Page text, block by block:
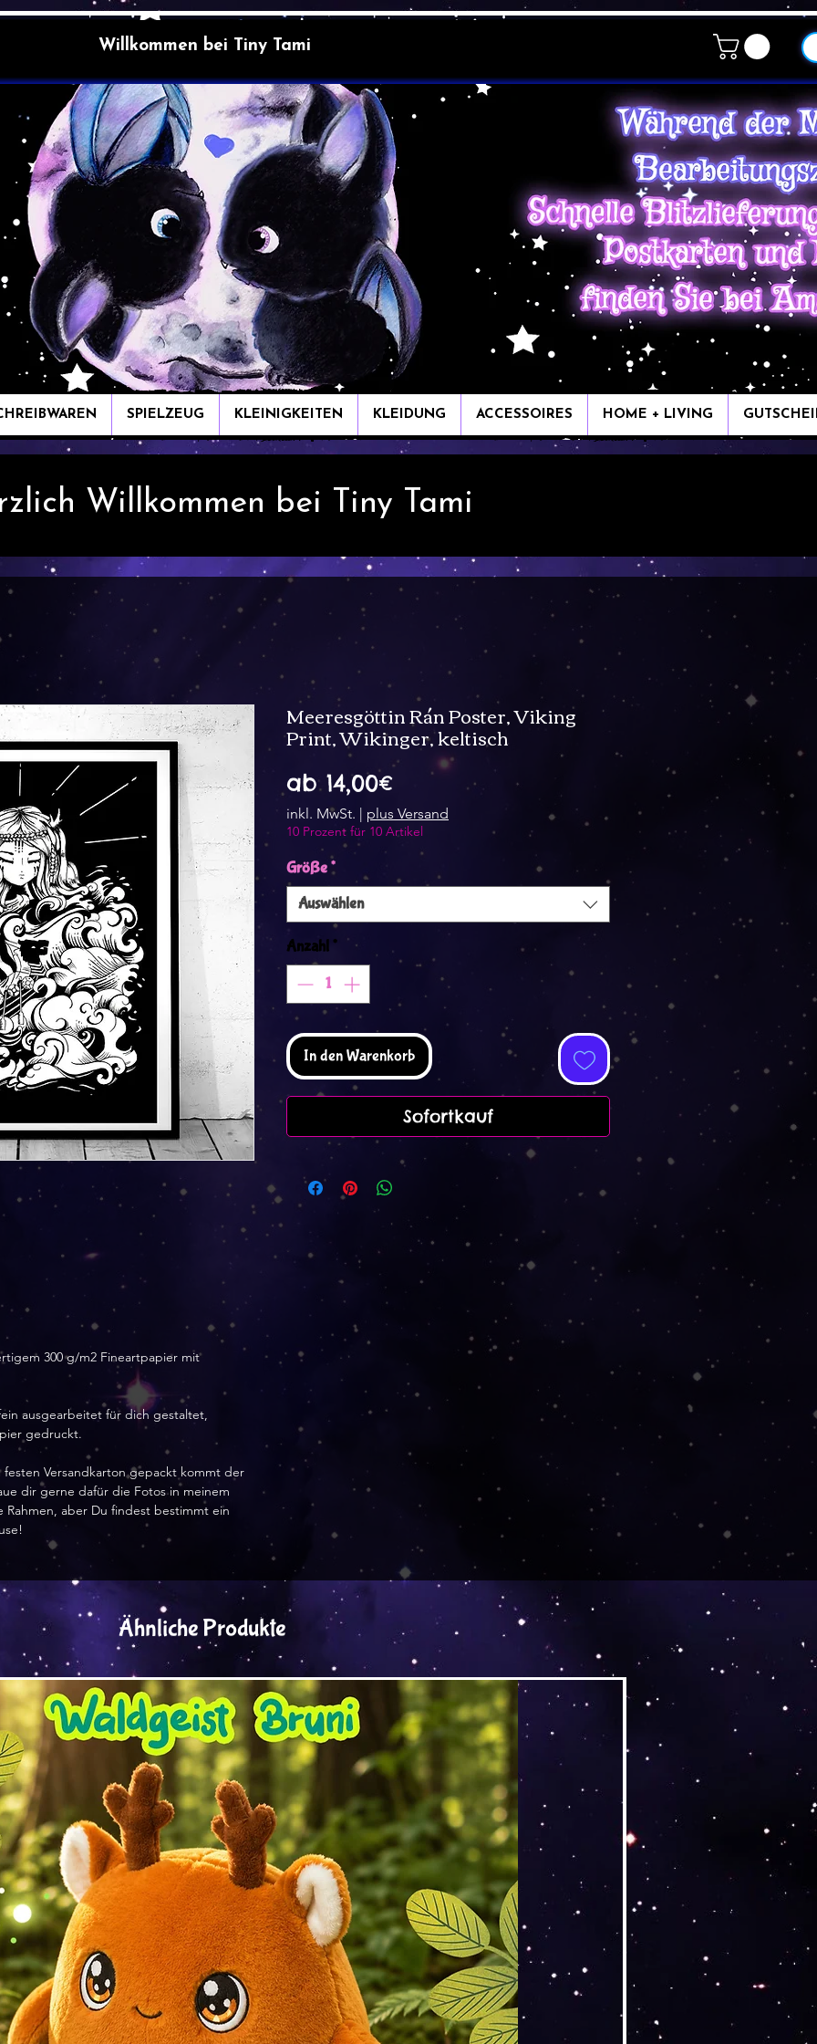
Willkommen bei Tiny Tami
SPIELZEUG KLEINIGKEITEN KLEIDUNG ACCESSOIRES HOME + LIVING
Willkommen bei Tiny Tami
300 g/m2 Fineartpapier mit
ausgearbeitet für dich gestaltet,
gedruckt.
Versandkarton gepackt kommt der
dir gerne dafür die Fotos in meinem
aber Du findest bestimmt ein
Meeresgöttin Rán Poster, Viking
Print, Wikinger, keltisch
ab14,00€Sale-
Preis
inkl. MwSt. | plus Versand
10 Prozent für 10 Artikel
Größe*
Auswählen
Anzahl*
In den Warenkorb
Sofortkauf
Ähnliche Produkte